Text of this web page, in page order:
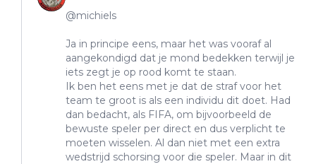
@michiels
Ja in principe eens, maar het was vooraf al
aangekondigd dat je mond bedekken terwijl je
iets zegt je op rood komt te staan.
Ik ben het eens met je dat de straf voor het
team te groot is als een individu dit doet. Had
dan bedacht, als FIFA, om bijvoorbeeld de
bewuste speler per direct en dus verplicht te
moeten wisselen. Al dan niet met een extra
wedstrijd schorsing voor die speler. Maar in dit